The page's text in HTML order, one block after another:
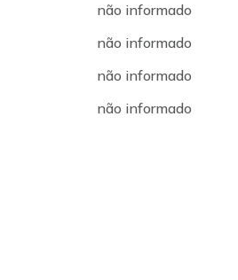
não informado
não informado
não informado
não informado